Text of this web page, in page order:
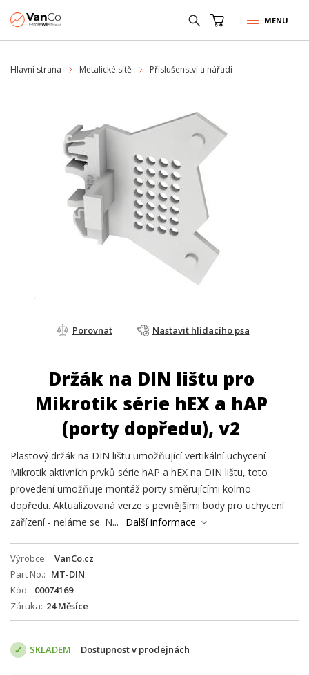
MENU
Hlavní strana Metalické sítě Příslušenství a nářadí
Porovnat Nastavit hlídacího psa
Držák na DIN lištu pro
Mikrotik série hEX a hAP
(porty dopředu), v2
Plastový držák na DIN lištu umožňující vertikální uchycení
Mikrotik aktivních prvků série hAP a hEX na DIN lištu, toto
provedení umožňuje montáž porty směrujícími kolmo
dopředu. Aktualizovaná verze s pevnějšími body pro uchycení
zařízení - neláme se. N...
Další informace
Výrobce
VanCo.cz
Part No.
MT-DIN
Kód
00074169
Záruka 24 Měsíce
SKLADEM Dostupnost v prodejnách